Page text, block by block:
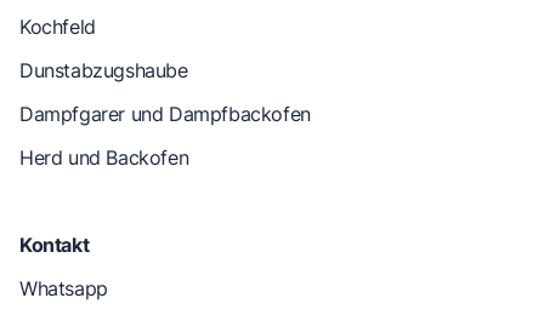
Kochfeld
Dunstabzugshaube
Dampfgarer und Dampfbackofen
Herd und Backofen
Kontakt
Whatsapp